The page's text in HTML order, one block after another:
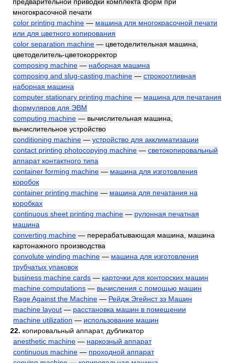
многокрасочной печати
color printing machine — машина для многокрасочной печати
или для цветного копирования
color separation machine — цветоделительная машина,
цветоделитель-цветокорректор
composing machine — наборная машина
composing and slug-casting machine — строкоотливная
наборная машина
computer stationary printing machine — машина для печатания
формуляров для ЭВМ
computing machine — вычислительная машина,
вычислительное устройство
conditioning machine — устройство для акклиматизации
contact printing photocopying machine — светокопировальный
аппарат контактного типа
container forming machine — машина для изготовления
коробок
container printing machine — машина для печатания на
коробках
continuous sheet printing machine — рулонная печатная
машина
converting machine — перерабатывающая машина, машина
картонажного производства
convolute winding machine — машина для изготовления
трубчатых упаковок
business machine cards — карточки для конторских машин
machine computations — вычисления с помощью машин
Rage Against the Machine — Рейдж Эгейнст зэ Машин
machine layout — расстановка машин в помещении
machine utilization — использование машин
22. копировальный аппарат, дубликатор
anesthetic machine — наркозный аппарат
continuous machine — проходной аппарат